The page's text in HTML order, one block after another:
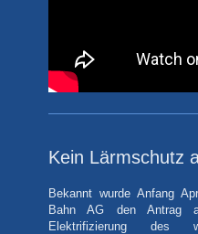
Kein Lärmschutz
Bekannt wurde Anfang
Bahn AG den Antrag
Elektrifizierung des